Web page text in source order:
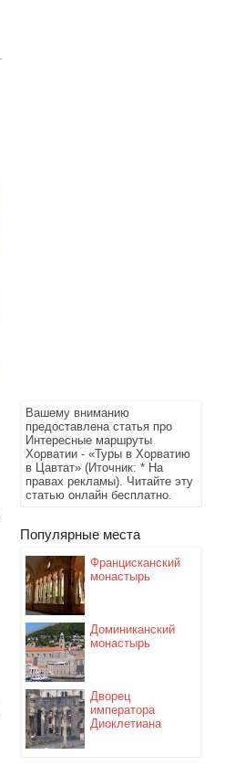
Вашему вниманию
предоставлена статья про
Интересные маршруты
Хорватии - «Туры в Хорватию
в Цавтат» (Иточник: * На
правах рекламы). Читайте эту
статью онлайн бесплатно.
Популярные места
Францисканский
монастырь
Доминиканский
монастырь
Дворец
императора
Диоклетиана